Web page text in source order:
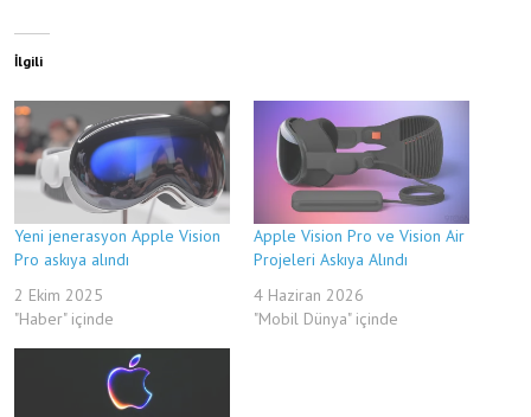
İlgili
Yeni jenerasyon Apple Vision
Pro askıya alındı
2 Ekim 2025
"Haber" içinde
Apple Vision Pro ve Vision Air
Projeleri Askıya Alındı
4 Haziran 2026
"Mobil Dünya" içinde